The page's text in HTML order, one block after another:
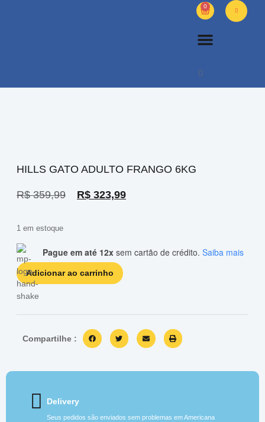
0
HILLS GATO ADULTO FRANGO 6KG
R$359,99 R$ 323,99
1 em estoque
Pague em até 12x sem cartão de crédito. Saiba mais
Adicionar ao carrinho
Compartilhe :
Delivery
Seus pedidos são enviados sem problemas em Americana